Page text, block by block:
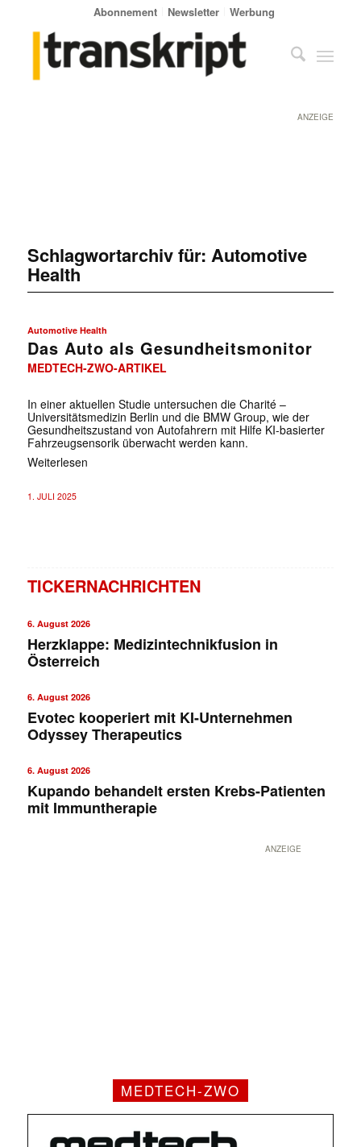
Abonnement Newsletter Werbung
ANZEIGE
Schlagwortarchiv für: Automotive
Health
Automotive Health
Das Auto als Gesundheitsmonitor
MEDTECH-ZWO-ARTIKEL
In einer aktuellen Studie untersuchen die Charité –
Universitätsmedizin Berlin und die BMW Group, wie der
Gesundheitszustand von Autofahrern mit Hilfe KI-basierter
Fahrzeugsensorik überwacht werden kann.
Weiterlesen
1. JULI 2025
TICKERNACHRICHTEN
6. August 2026
Herzklappe: Medizintechnikfusion in
Österreich
6. August 2026
Evotec kooperiert mit KI-Unternehmen
Odyssey Therapeutics
6. August 2026
Kupando behandelt ersten Krebs-Patienten
mit Immuntherapie
ANZEIGE
MEDTECH-ZWO